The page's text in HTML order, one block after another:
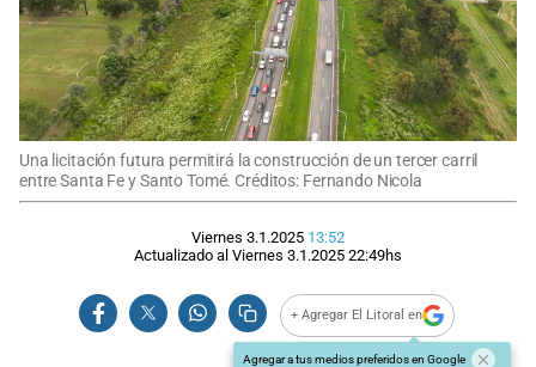
Una licitación futura permitirá la construcción de un tercer carril
entre Santa Fe y Santo Tomé. Créditos: Fernando Nicola
Viernes 3.1.2025 13:52
Actualizado al Viernes 3.1.2025 22:49hs
+ Agregar El Litoral en
Agregar a tus medios preferidos en Google